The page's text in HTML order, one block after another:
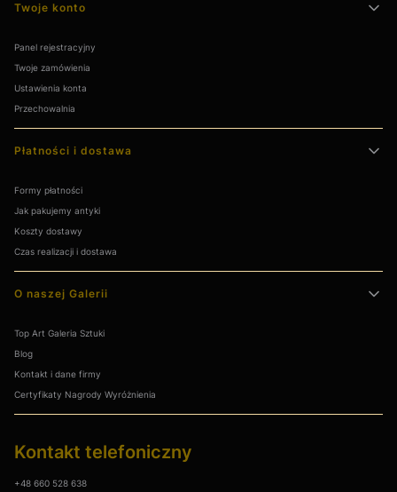
Twoje konto
Panel rejestracyjny
Twoje zamówienia
Ustawienia konta
Przechowalnia
Płatności i dostawa
Formy płatności
Jak pakujemy antyki
Koszty dostawy
Czas realizacji i dostawa
O naszej Galerii
Top Art Galeria Sztuki
Blog
Kontakt i dane firmy
Certyfikaty Nagrody Wyróżnienia
Kontakt telefoniczny
+48 660 528 638